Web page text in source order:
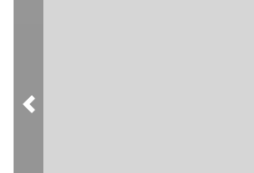
Previous